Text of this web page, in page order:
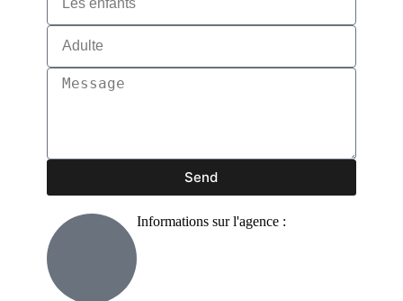
Send
Informations sur l'agence :